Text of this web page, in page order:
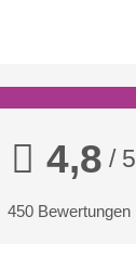
4,8 / 5
450 Bewertungen